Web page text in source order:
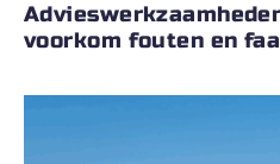
voorkom fouten en